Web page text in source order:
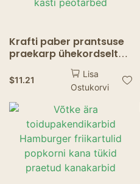
Krafti paber prantsuse
praekarp ühekordselt
kasutatav kraft paber
prantsuse fry cup
friikartulite hoidja
suupistete
kartulilaastude kasti
peotarbed
$11.21
Lisa
Ostukorvi